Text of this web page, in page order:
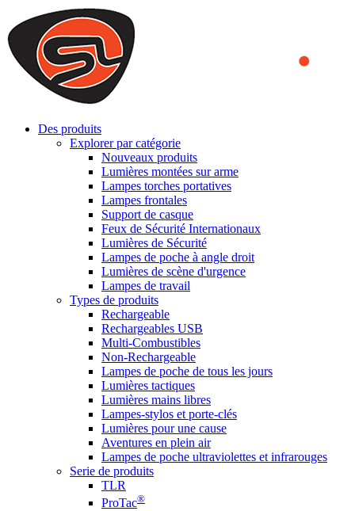
We use cookies to ensure that we provide you the best experience
on our website. By continuing to browse this website, you accept
that cookies are used to help us analyze how the website is used and
to offer you a better experience. To learn more or to find out how
you can disable cookies, you can access our
Des produits
Explorer par catégorie
Nouveaux produits
Lumières montées sur arme
Lampes torches portatives
Lampes frontales
Support de casque
Feux de Sécurité Internationaux
Lumières de Sécurité
Lampes de poche à angle droit
Lumières de scène d'urgence
Lampes de travail
Types de produits
Rechargeable
Rechargeables USB
Multi-Combustibles
Non-Rechargeable
Lampes de poche de tous les jours
Lumières tactiques
Lumières mains libres
Lampes-stylos et porte-clés
Lumières pour une cause
Aventures en plein air
Lampes de poche ultraviolettes et infrarouges
Serie de produits
TLR
ProTac®